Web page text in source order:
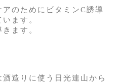
のためにビタミンC誘導
ます。
ます。
造りに使う日光連山から